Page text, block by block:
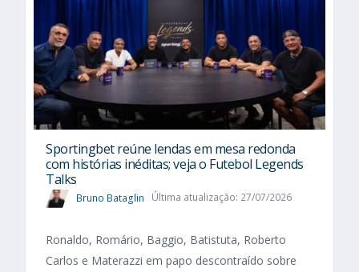
Sportingbet reúne lendas em mesa redonda
com histórias inéditas; veja o Futebol Legends
Talks
Bruno Bataglin Última atualização: 27/07/2026
Ronaldo, Romário, Baggio, Batistuta, Roberto
Carlos e Materazzi em papo descontraído sobre